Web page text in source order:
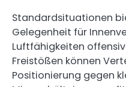
Standardsituationen
Gelegenheit für
Luftfähigkeiten offensiv
Freistößen können
Positionierung gegen